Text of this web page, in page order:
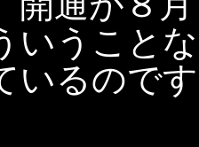
いうこと
いるので